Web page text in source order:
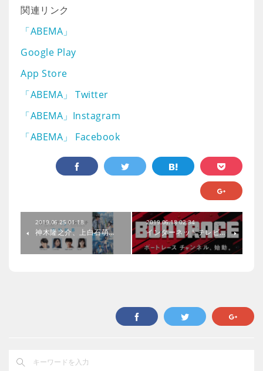
関連リンク
「ABEMA」
Google Play
App Store
「ABEMA」 Twitter
「ABEMA」Instagram
「ABEMA」 Facebook
2019.06.25 01:18
神木隆之介、上白石萌…
2019.06.18 02:34
インターネットテレビ…